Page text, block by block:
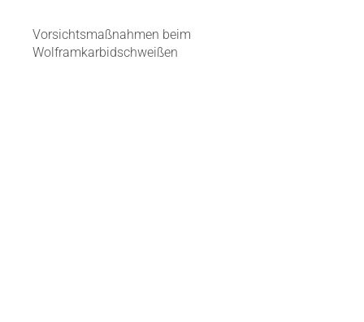
Vorsichtsmaßnahmen beim
Wolframkarbidschweißen